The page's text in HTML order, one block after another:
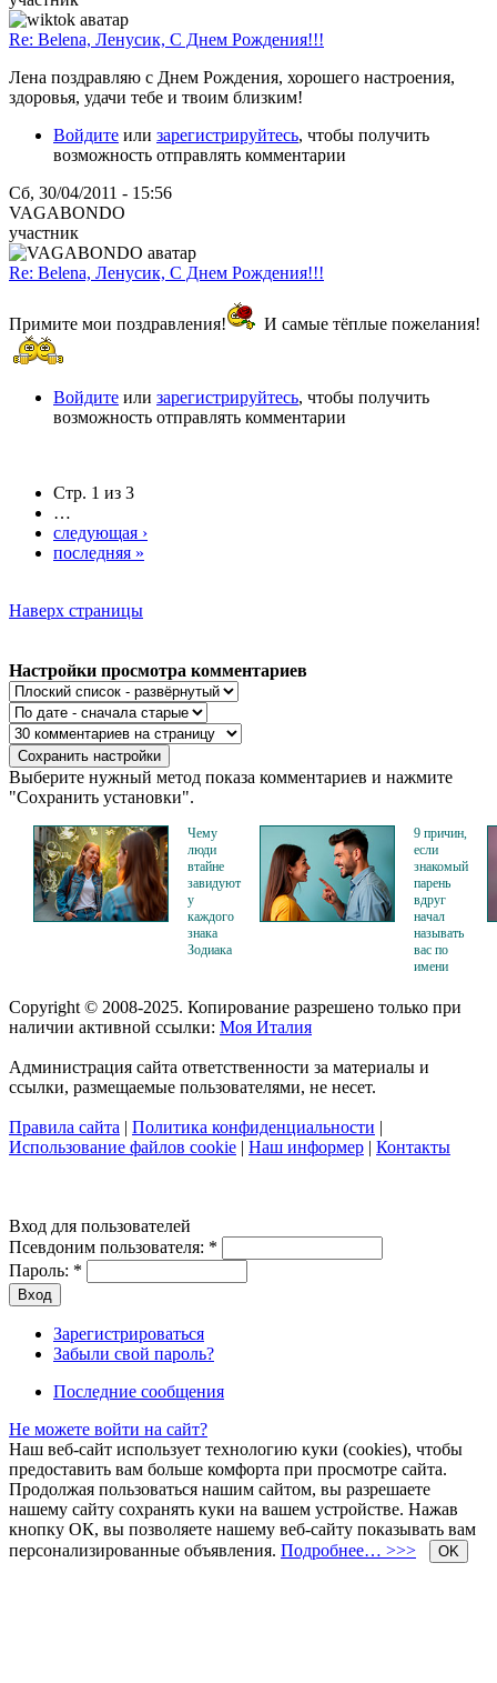
Re: Belena, Ленусик, С Днем Рождения!!!
Лена поздравляю с Днем Рождения, хорошего настроения,
здоровья, удачи тебе и твоим близким!
Войдите или зарегистрируйтесь, чтобы получить
возможность отправлять комментарии
Сб, 30/04/2011 - 15:56
VAGABONDO
участник
Re: Belena, Ленусик, С Днем Рождения!!!
Примите мои поздравления! И самые тёплые пожелания!
Войдите или зарегистрируйтесь, чтобы получить
возможность отправлять комментарии
Стр. 1 из 3
…
следующая ›
последняя »
Наверх страницы
Настройки просмотра комментариев
Выберите нужный метод показа комментариев и нажмите
"Сохранить установки".
Чему
люди
втайне
завидуют
у
каждого
знака
Зодиака
9 причин,
если
знакомый
парень
вдруг
начал
называть
вас по
имени
Copyright © 2008-2025. Копирование разрешено только при
наличии активной ссылки: Моя Италия
Администрация сайта ответственности за материалы и
ссылки, размещаемые пользователями, не несет.
Правила сайта | Политика конфиденциальности |
Использование файлов cookie | Наш информер | Контакты
Вход для пользователей
Псевдоним пользователя: *
Пароль: *
Зарегистрироваться
Забыли свой пароль?
Последние сообщения
Не можете войти на сайт?
Наш веб-сайт использует технологию куки (cookies), чтобы
предоставить вам больше комфорта при просмотре сайта.
Продолжая пользоваться нашим сайтом, вы разрешаете
нашему сайту сохранять куки на вашем устройстве. Нажав
кнопку ОК, вы позволяете нашему веб-сайту показывать вам
персонализированные объявления. Подробнее… >>> OK